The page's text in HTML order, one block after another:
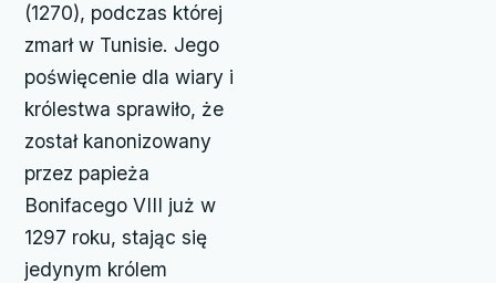
(1270), podczas której
zmarł w Tunisie. Jego
poświęcenie dla wiary i
królestwa sprawiło, że
został kanonizowany
przez papieża
Bonifacego VIII już w
1297 roku, stając się
jedynym królem